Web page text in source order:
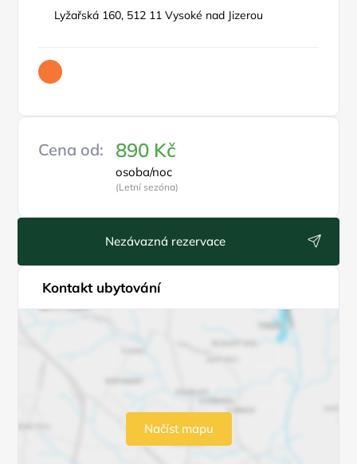
Lyžařská 160, 512 11 Vysoké nad Jizerou
Cena od: 890 Kč
osoba/noc
(Letní sezóna)
Nezávazná rezervace
Kontakt ubytování
Načíst mapu